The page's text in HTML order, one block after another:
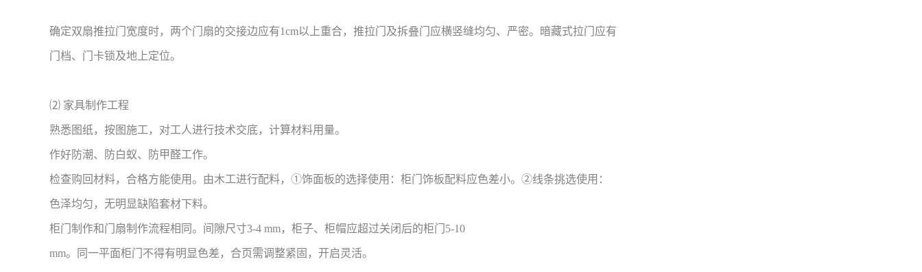
确定双扇推拉门宽度时，两个门扇的交接边应有1cm以上重合，推拉门及拆叠门应横竖缝均匀、严密。暗藏式拉门应有
门档、门卡锁及地上定位。
⑵ 家具制作工程
熟悉图纸，按图施工，对工人进行技术交底，计算材料用量。
作好防潮、防白蚁、防甲醛工作。
检查购回材料，合格方能使用。由木工进行配料，①饰面板的选择使用：柜门饰板配料应色差小。②线条挑选使用：
色泽均匀，无明显缺陷套材下料。
柜门制作和门扇制作流程相同。间隙尺寸3-4 mm，柜子、柜帽应超过关闭后的柜门5-10
mm。同一平面柜门不得有明显色差，合页需调整紧固，开启灵活。